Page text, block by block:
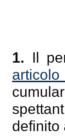
1. Il
definito